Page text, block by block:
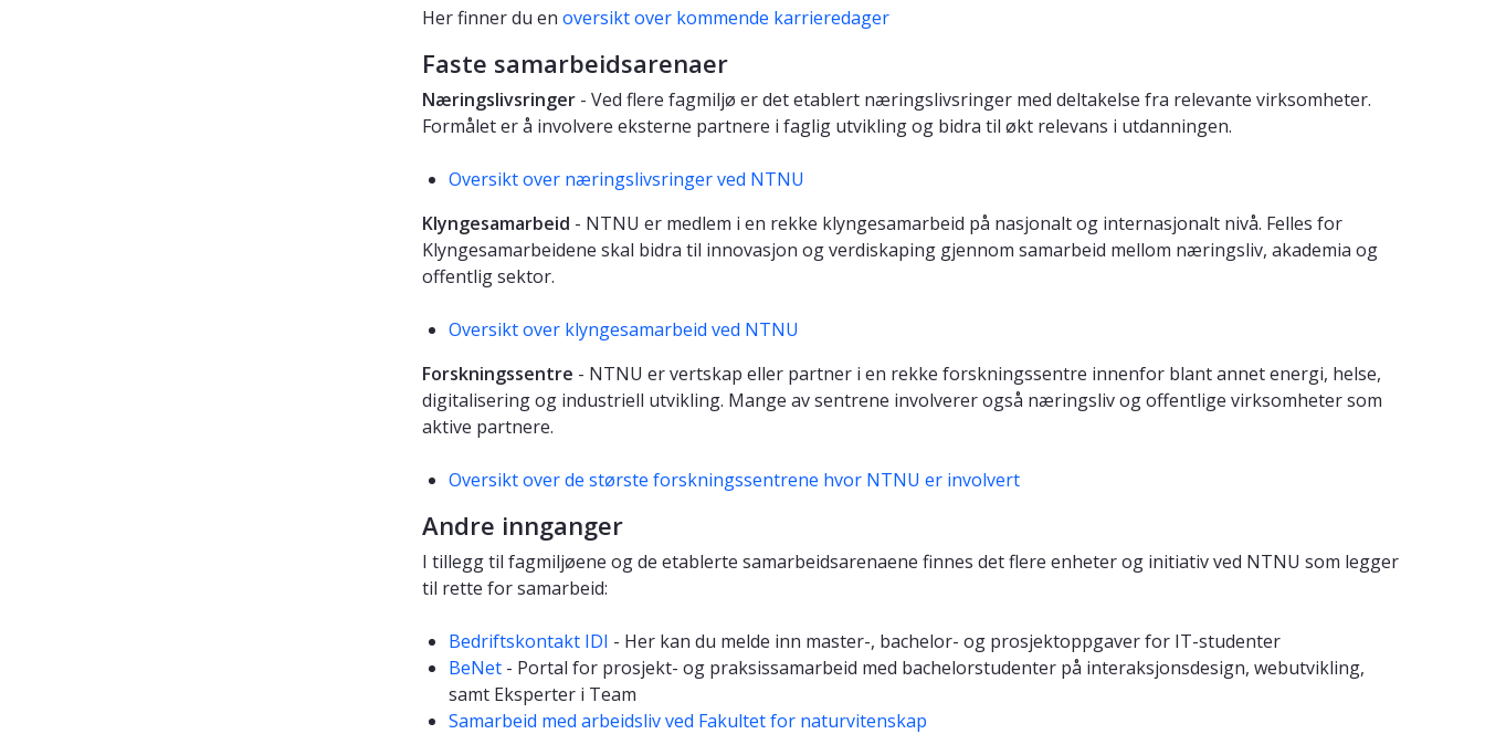
Her finner du en oversikt over kommende karrieredager
Faste samarbeidsarenaer
Næringslivsringer - Ved flere fagmiljø er det etablert næringslivsringer med deltakelse fra relevante virksomheter.
Formålet er å involvere eksterne partnere i faglig utvikling og bidra til økt relevans i utdanningen.
Oversikt over næringslivsringer ved NTNU
Klyngesamarbeid - NTNU er medlem i en rekke klyngesamarbeid på nasjonalt og internasjonalt nivå. Felles for
Klyngesamarbeidene skal bidra til innovasjon og verdiskaping gjennom samarbeid mellom næringsliv, akademia og
offentlig sektor.
Oversikt over klyngesamarbeid ved NTNU
Forskningssentre - NTNU er vertskap eller partner i en rekke forskningssentre innenfor blant annet energi, helse,
digitalisering og industriell utvikling. Mange av sentrene involverer også næringsliv og offentlige virksomheter som
aktive partnere.
Oversikt over de største forskningssentrene hvor NTNU er involvert
Andre innganger
I tillegg til fagmiljøene og de etablerte samarbeidsarenaene finnes det flere enheter og initiativ ved NTNU som legger
til rette for samarbeid:
Bedriftskontakt IDI - Her kan du melde inn master-, bachelor- og prosjektoppgaver for IT-studenter
BeNet - Portal for prosjekt- og praksissamarbeid med bachelorstudenter på interaksjonsdesign, webutvikling,
samt Eksperter i Team
Samarbeid med arbeidsliv ved Fakultet for naturvitenskap